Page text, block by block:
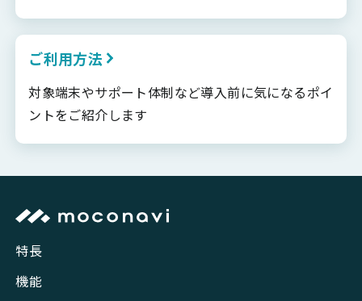
ご利用方法
対象端末やサポート体制など導入前に気になるポイ
ントをご紹介します
特長
機能